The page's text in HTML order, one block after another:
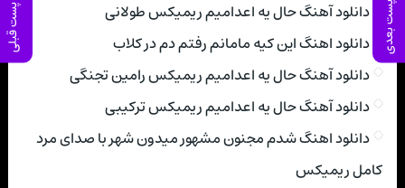
پست بعدی پست قبلی
دانلود آهنگ حال یه اعدامیم ریمیکس طولانی
دانلود اهنگ این کیه مامانم رفتم دم در کلاب
دانلود آهنگ حال یه اعدامیم ریمیکس رامین تجنگی
دانلود آهنگ حال یه اعدامیم ریمیکس ترکیبی
دانلود اهنگ شدم مجنون مشهور میدون شهر با صدای مرد
کامل ریمیکس